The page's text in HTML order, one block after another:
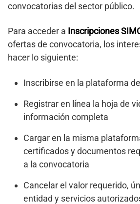
convocatorias del sector público.
Para acceder a Inscripciones
ofertas de convocatoria, los
hacer lo siguiente:
Inscribirse en la plataforma
Registrar en línea la hoja de
información completa
Cargar en la misma
certificados y documentos
a la convocatoria
Cancelar el valor requerido,
entidad y servicios